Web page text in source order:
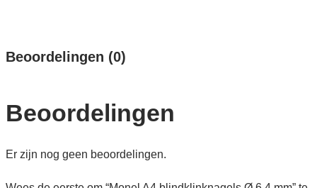
Beoordelingen (0)
Beoordelingen
Er zijn nog geen beoordelingen.